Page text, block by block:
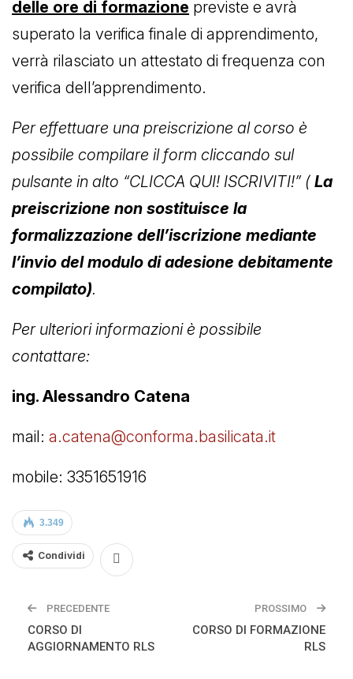
delle ore di formazione previste e avrà
superato la verifica finale di apprendimento,
verrà rilasciato un attestato di frequenza con
verifica dell’apprendimento.
Per effettuare una preiscrizione al corso è
possibile compilare il form cliccando sul
pulsante in alto “CLICCA QUI! ISCRIVITI!” ( La
preiscrizione non sostituisce la
formalizzazione dell’iscrizione mediante
l’invio del modulo di adesione debitamente
compilato).
Per ulteriori informazioni è possibile
contattare:
ing. Alessandro Catena
mail: a.catena@conforma.basilicata.it
mobile: 3351651916
3.349
Condividi
PRECEDENTE
CORSO DI
AGGIORNAMENTO RLS
PROSSIMO
CORSO DI FORMAZIONE
RLS